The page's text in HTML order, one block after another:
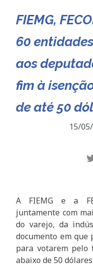
FIEMG,
60
aos
fim à
de até 50
15/
A FIEMG e a
juntamente com
do varejo, da
documento em que
para votarem pelo
abaixo de 50 dólares.